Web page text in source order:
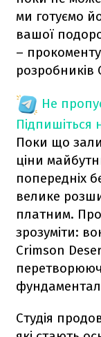
ми готуємо
вашої
–
розробників
Не
Підпишіться
Поки що
ціни
попередніх
велике
платним.
зрозуміти:
Crimson
Студія